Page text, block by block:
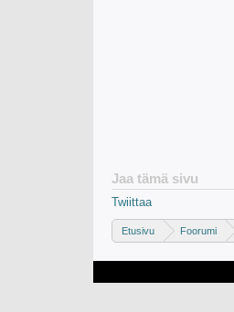
Jaa tämä sivu
Twiittaa
Etusivu Foorumi